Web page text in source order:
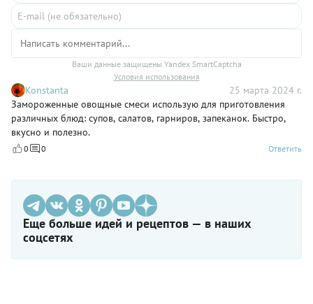
Ваши данные защищены Yandex SmartCaptcha
Условия использования
Konstanta
25 марта 2024 г.
Замороженные овощные смеси использую для приготовления
различных блюд: супов, салатов, гарниров, запеканок. Быстро,
вкусно и полезно.
0 0 Ответить
Еще больше идей и рецептов — в наших
соцсетях